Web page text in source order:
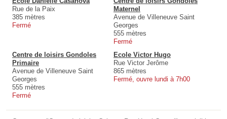
Rue de la Paix
385 mètres
Fermé
Maternel
Avenue de Villeneuve Saint
Georges
555 mètres
Fermé
Centre de loisirs Gondoles
Primaire
Avenue de Villeneuve Saint
Georges
555 mètres
Fermé
Ecole Victor Hugo
Rue Victor Jerôme
865 mètres
Fermé, ouvre lundi à 7h00